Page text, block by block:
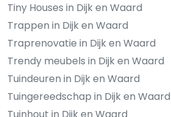
Tiny Houses in Dijk en Waard
Trappen in Dijk en Waard
Traprenovatie in Dijk en Waard
Trendy meubels in Dijk en Waard
Tuindeuren in Dijk en Waard
Tuingereedschap in Dijk en Waard